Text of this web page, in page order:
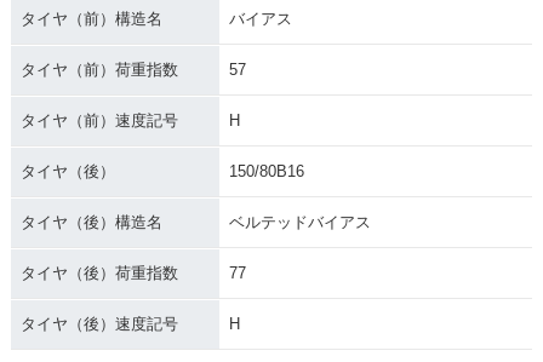
タイヤ（前）構造名 バイアス
タイヤ（前）荷重指数 57
タイヤ（前）速度記号 H
タイヤ（後） 150/80B16
タイヤ（後）構造名 ベルテッドバイアス
タイヤ（後）荷重指数 77
タイヤ（後）速度記号 H